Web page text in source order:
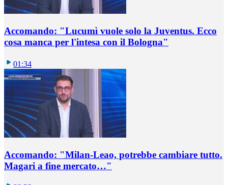
Accomando: "Lucumì vuole solo la Juventus. Ecco
cosa manca per l'intesa con il Bologna"
01:34
Accomando: "Milan-Leao, potrebbe cambiare tutto.
Magari a fine mercato…"